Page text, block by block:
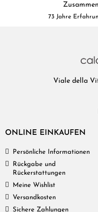
73 Jahre
Viale della
ONLINE EINKAUFEN
Persönliche Informationen
Rückgabe und
Rückerstattungen
Meine Wishlist
Versandkosten
Sichere Zahlungen